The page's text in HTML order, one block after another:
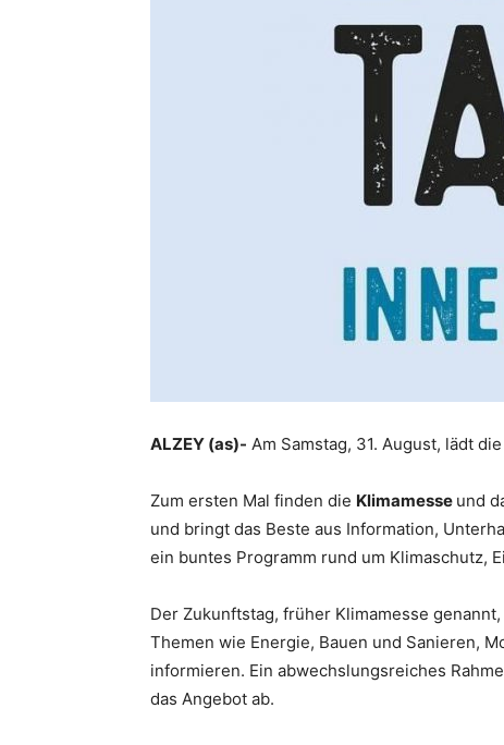
ALZEY (as)- Am Samstag, 31. August, lädt
Zum ersten Mal finden die Klimamesse und
und bringt das Beste aus Information,
ein buntes Programm rund um Klimaschutz,
Der Zukunftstag, früher Klimamesse
Themen wie Energie, Bauen und Sanieren,
informieren. Ein abwechslungsreiches
das Angebot ab.